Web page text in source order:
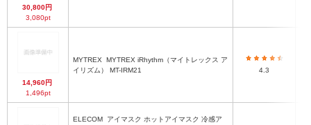
30,800円
3,080pt
14,960円
1,496pt
MYTREX
イリズム） MT-IRM21
4.3
ELECOM